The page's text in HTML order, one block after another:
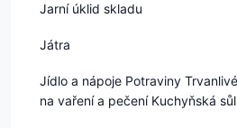
Jarní úklid skladu
Játra
Jídlo a nápoje Potraviny
na vaření a pečení Kuchyňská sůl